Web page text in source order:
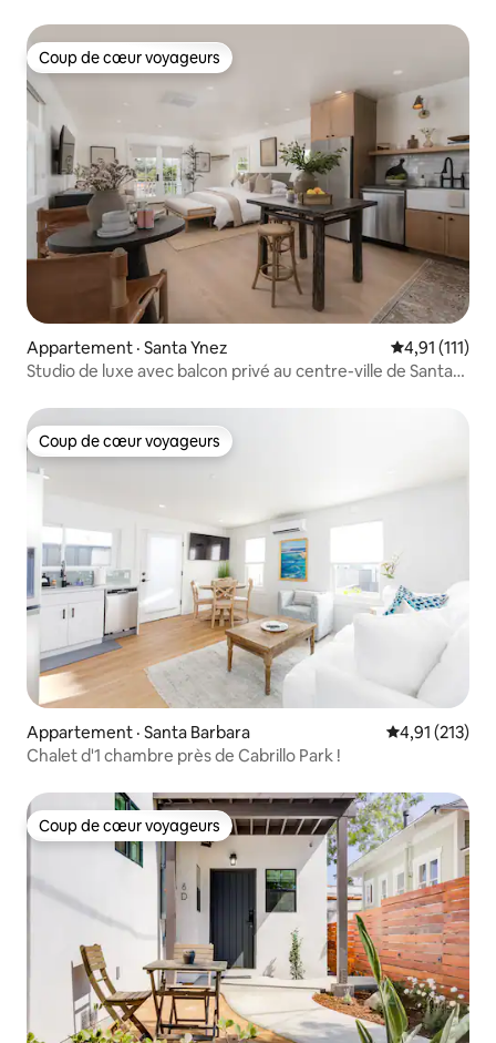
Coup de cœur voyageurs
Coup de cœur voyageurs
Appartement · Santa Ynez Note
4,91 (111)
Studio de luxe avec balcon privé au centre-ville de Santa
Coup de cœur voyageurs
Coup de cœur voyageurs
Appartement · Santa Barbara Note
4,91 (213)
Chalet d'1 chambre près de Cabrillo Park !
Coup de cœur voyageurs
Coup de cœur voyageurs